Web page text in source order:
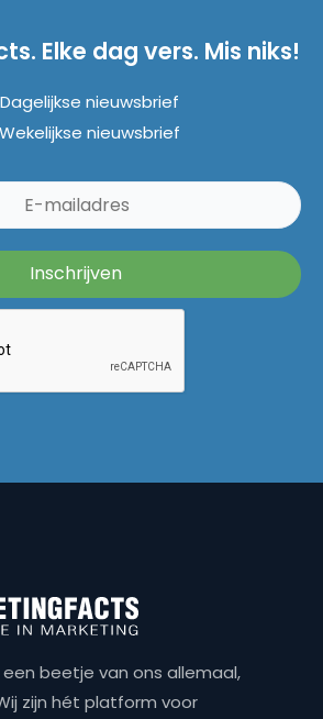
Elke dag vers. Mis niks!
Dagelijkse nieuwsbrief
Wekelijkse nieuwsbrief
beetje van ons allemaal,
zijn hét platform voor